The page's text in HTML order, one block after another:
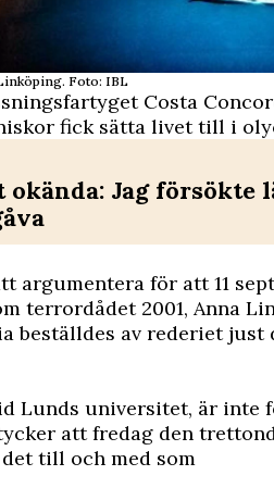
Foto: IBL
Costa
fick sätta livet till i
Jag försökte
argumentera för att 11
terrordådet 2001, Anna
beställdes av rederiet just
Lunds universitet, är inte
att fredag den
till och med som